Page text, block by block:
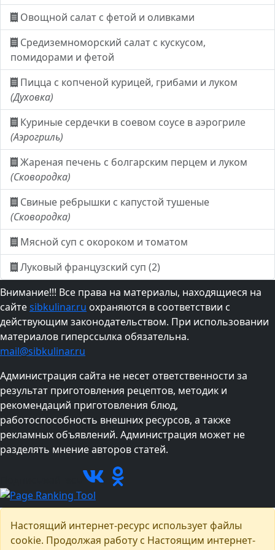
Овощной салат с фетой и оливками
Средиземноморский салат с кускусом,
помидорами и фетой
Пицца с копченой курицей, грибами и луком
(Духовка)
Куриные сердечки в соевом соусе в аэрогриле
(Аэрогриль)
Жареная печень с болгарским перцем и луком
(Сковородка)
Свиные ребрышки с капустой тушеные
(Сковородка)
Мясной суп с окороком и томатом
Луковый французский суп (2)
Внимание!!! Все права на материалы, находящиеся на
сайтеsibkulinar.ru охраняются в соответствии с
действующим законодательством. При использовании
материалов гиперссылка обязательна.
mail@sibkulinar.ru
Администрация сайта не несет ответственности за
результат приготовления рецептов, методик и
рекомендаций приготовления блюд,
работоспособность внешних ресурсов, а также
рекламных объявлений. Администрация может не
разделять мнение авторов статей.
Настоящий интернет-ресурс использует файлы
cookie. Продолжая работу с Настоящим интернет-